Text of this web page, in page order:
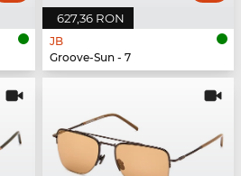
627,36 RON
JB
Groove-Sun - 7